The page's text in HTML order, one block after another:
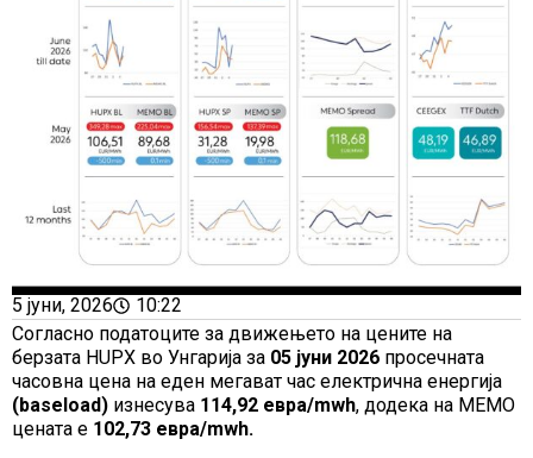
5 јуни, 2026
10:22
Согласно податоците за движењето на цените на
берзата HUPX во Унгарија за 05 јуни 2026 просечната
часовна цена на еден мегават час електрична енергија
(baseload) изнесува 114,92 евра/mwh, додека на MEMO
цената е 102,73 евра/mwh.